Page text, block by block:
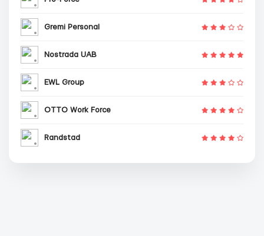
Gremi Personal
Nostrada UAB
EWL Group
OTTO Work Force
Randstad